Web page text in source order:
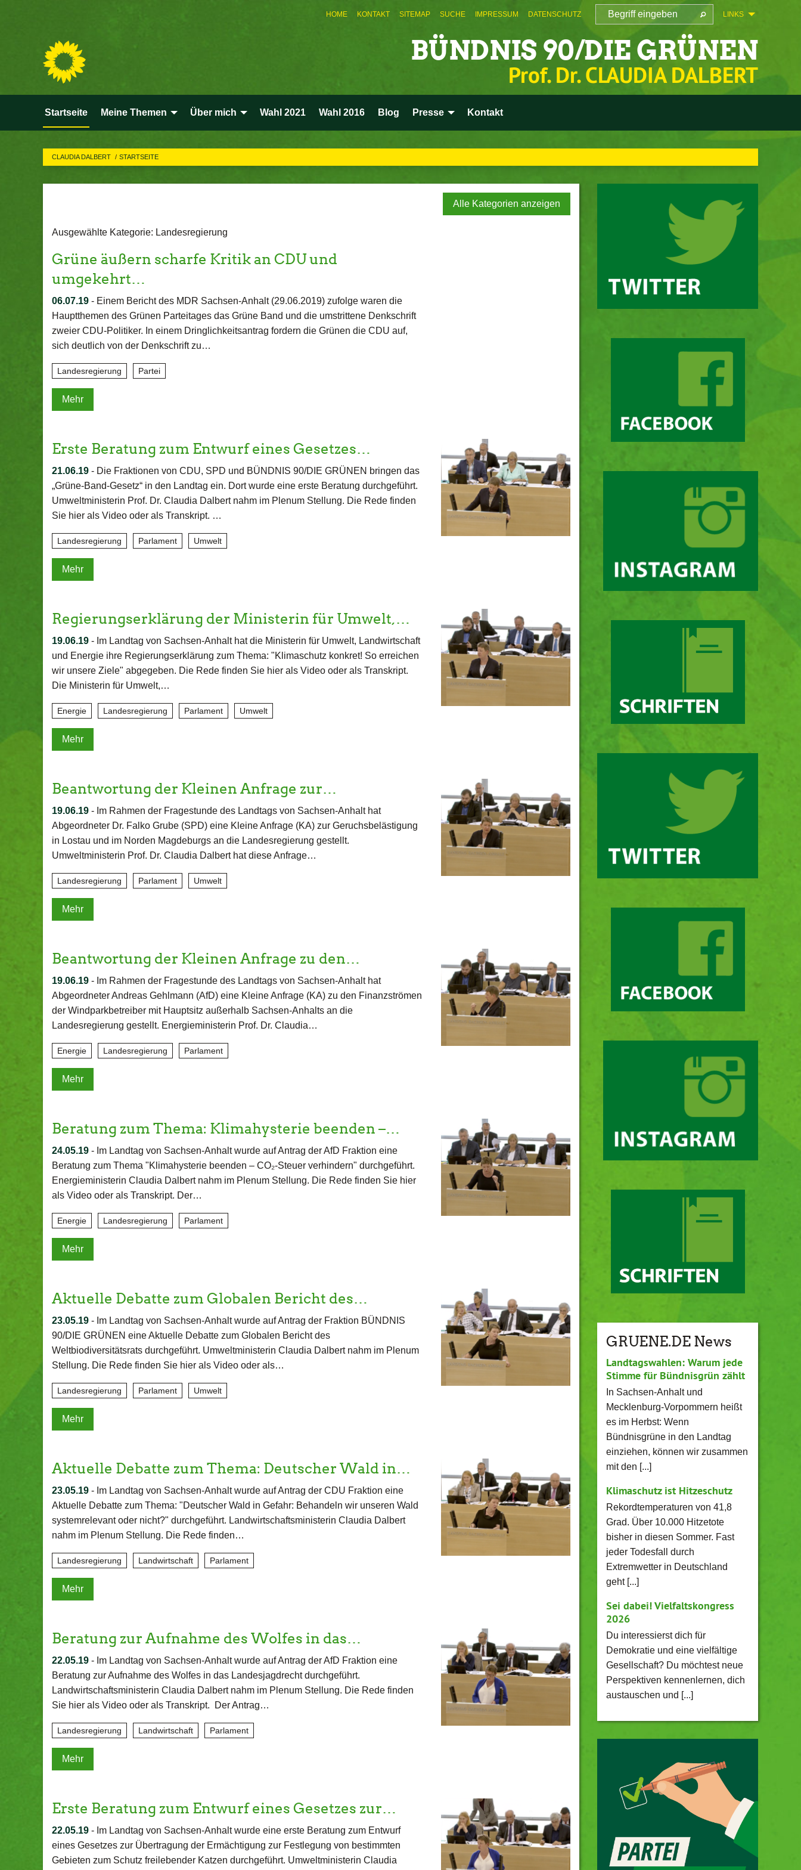
LINKS
HOME KONTAKT SITEMAP SUCHE IMPRESSUM DATENSCHUTZ
BÜNDNIS 90/DIE GRÜNEN
Prof. Dr. CLAUDIA DALBERT
Startseite Meine Themen Über mich Wahl 2021 Wahl 2016 Blog Presse Kontakt
CLAUDIA DALBERT STARTSEITE
Alle Kategorien anzeigen
Ausgewählte Kategorie: Landesregierung
Grüne äußern scharfe Kritik an CDU und
umgekehrt…
06.07.19 - Einem Bericht des MDR Sachsen-Anhalt (29.06.2019) zufolge waren die
Hauptthemen des Grünen Parteitages das Grüne Band und die umstrittene Denkschrift
zweier CDU-Politiker. In einem Dringlichkeitsantrag fordern die Grünen die CDU auf,
sich deutlich von der Denkschrift zu…
Landesregierung Partei
Mehr
Erste Beratung zum Entwurf eines Gesetzes…
21.06.19 - Die Fraktionen von CDU, SPD und BÜNDNIS 90/DIE GRÜNEN bringen das
„Grüne-Band-Gesetz“ in den Landtag ein. Dort wurde eine erste Beratung durchgeführt.
Umweltministerin Prof. Dr. Claudia Dalbert nahm im Plenum Stellung. Die Rede finden
Sie hier als Video oder als Transkript. …
Landesregierung Parlament Umwelt
Mehr
Regierungserklärung der Ministerin für Umwelt,…
19.06.19 - Im Landtag von Sachsen-Anhalt hat die Ministerin für Umwelt, Landwirtschaft
und Energie ihre Regierungserklärung zum Thema: "Klimaschutz konkret! So erreichen
wir unsere Ziele" abgegeben. Die Rede finden Sie hier als Video oder als Transkript.
Die Ministerin für Umwelt,…
Energie Landesregierung Parlament Umwelt
Mehr
Beantwortung der Kleinen Anfrage zur…
19.06.19 - Im Rahmen der Fragestunde des Landtags von Sachsen-Anhalt hat
Abgeordneter Dr. Falko Grube (SPD) eine Kleine Anfrage (KA) zur Geruchsbelästigung
in Lostau und im Norden Magdeburgs an die Landesregierung gestellt.
Umweltministerin Prof. Dr. Claudia Dalbert hat diese Anfrage…
Landesregierung Parlament Umwelt
Mehr
Beantwortung der Kleinen Anfrage zu den…
19.06.19 - Im Rahmen der Fragestunde des Landtags von Sachsen-Anhalt hat
Abgeordneter Andreas Gehlmann (AfD) eine Kleine Anfrage (KA) zu den Finanzströmen
der Windparkbetreiber mit Hauptsitz außerhalb Sachsen-Anhalts an die
Landesregierung gestellt. Energieministerin Prof. Dr. Claudia…
Energie Landesregierung Parlament
Mehr
Beratung zum Thema: Klimahysterie beenden –…
24.05.19 - Im Landtag von Sachsen-Anhalt wurde auf Antrag der AfD Fraktion eine
Beratung zum Thema "Klimahysterie beenden – CO₂-Steuer verhindern" durchgeführt.
Energieministerin Claudia Dalbert nahm im Plenum Stellung. Die Rede finden Sie hier
als Video oder als Transkript. Der…
Energie Landesregierung Parlament
Mehr
Aktuelle Debatte zum Globalen Bericht des…
23.05.19 - Im Landtag von Sachsen-Anhalt wurde auf Antrag der Fraktion BÜNDNIS
90/DIE GRÜNEN eine Aktuelle Debatte zum Globalen Bericht des
Weltbiodiversitätsrats durchgeführt. Umweltministerin Claudia Dalbert nahm im Plenum
Stellung. Die Rede finden Sie hier als Video oder als…
Landesregierung Parlament Umwelt
Mehr
Aktuelle Debatte zum Thema: Deutscher Wald in…
23.05.19 - Im Landtag von Sachsen-Anhalt wurde auf Antrag der CDU Fraktion eine
Aktuelle Debatte zum Thema: "Deutscher Wald in Gefahr: Behandeln wir unseren Wald
systemrelevant oder nicht?" durchgeführt. Landwirtschaftsministerin Claudia Dalbert
nahm im Plenum Stellung. Die Rede finden…
Landesregierung Landwirtschaft Parlament
Mehr
Beratung zur Aufnahme des Wolfes in das…
22.05.19 - Im Landtag von Sachsen-Anhalt wurde auf Antrag der AfD Fraktion eine
Beratung zur Aufnahme des Wolfes in das Landesjagdrecht durchgeführt.
Landwirtschaftsministerin Claudia Dalbert nahm im Plenum Stellung. Die Rede finden
Sie hier als Video oder als Transkript. Der Antrag…
Landesregierung Landwirtschaft Parlament
Mehr
Erste Beratung zum Entwurf eines Gesetzes zur…
22.05.19 - Im Landtag von Sachsen-Anhalt wurde eine erste Beratung zum Entwurf
eines Gesetzes zur Übertragung der Ermächtigung zur Festlegung von bestimmten
Gebieten zum Schutz freilebender Katzen durchgeführt. Umweltministerin Claudia
GRUENE.DE News
Landtagswahlen: Warum jede
Stimme für Bündnisgrün zählt
In Sachsen-Anhalt und
Mecklenburg-Vorpommern heißt
es im Herbst: Wenn
Bündnisgrüne in den Landtag
einziehen, können wir zusammen
mit den [...]
Klimaschutz ist Hitzeschutz
Rekordtemperaturen von 41,8
Grad. Über 10.000 Hitzetote
bisher in diesen Sommer. Fast
jeder Todesfall durch
Extremwetter in Deutschland
geht [...]
Sei dabei! Vielfaltskongress
2026
Du interessierst dich für
Demokratie und eine vielfältige
Gesellschaft? Du möchtest neue
Perspektiven kennenlernen, dich
austauschen und [...]